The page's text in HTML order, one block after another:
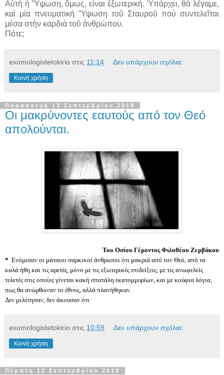
Αὐτὴ ἠ Ὓψωση, ὅμως, εἶναι ἐξωτερική. Ὑπάρχει, θὰ λέγαμε,
καὶ μία πνευματική Ὓψωση τοῦ Σταυροῦ πού συντελεῖται
μέσα στὴν καρδιὰ τοῦ ἀνθρώπου.
Πότε;
exomologistetokirio στις 11:14 Δεν υπάρχουν σχόλια:
Κοινή χρήση
Παρασκευή 13 Σεπτεμβρίου 2019
Οι μακρύνοντες εαυτούς από τον Θεό
απολούνται.
Του Οσίου Γέροντος Φιλοθέου Ζερβάκου
* Ενόμισαν οι μάταιοι σαρκικοί άνθρωποι ότι μακριά από τον Θεό, από τα
καλά ήθη και τις αρετές, μόνο με τις εξωτερικές επιδείξεις, με τις ανωφελείς
τελετές στις οποίες γίνεται κακή σπατάλη εκατομμυρίων, και με κούφια λόγια,
πως θα ανώρθωναν το έθνος, αλλά πλανήθηκαν.
Δεν μελέτησαν, δεν άκουσαν ότι·
exomologistetokirio στις 10:59 Δεν υπάρχουν σχόλια:
Κοινή χρήση
Πέμπτη 12 Σεπτεμβρίου 2019